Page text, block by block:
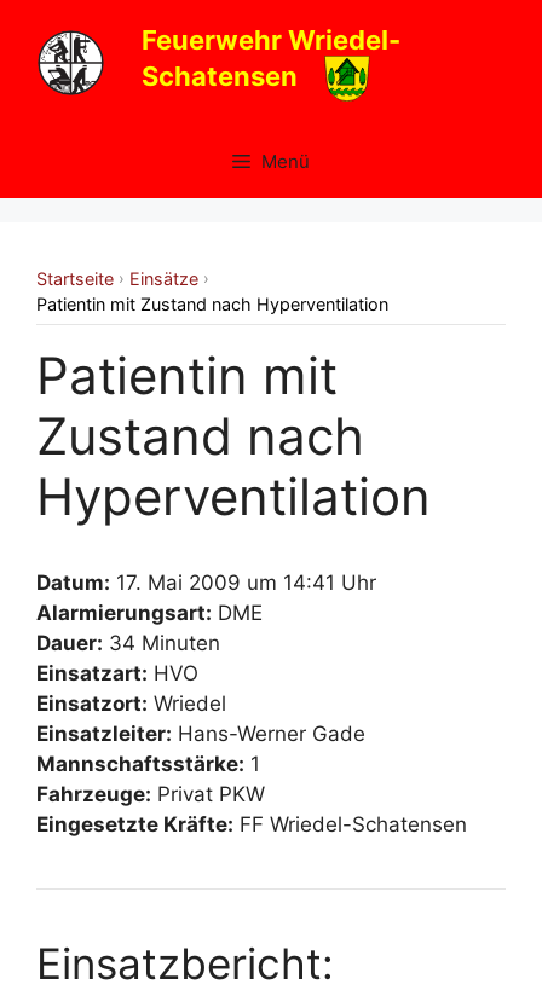
Inhalt
springen
Feuerwehr Wriedel-
Schatensen
Menü
Startseite › Einsätze ›
Patientin mit Zustand nach Hyperventilation
Patientin mit
Zustand nach
Hyperventilation
Datum: 17. Mai 2009 um 14:41 Uhr
Alarmierungsart: DME
Dauer: 34 Minuten
Einsatzart: HVO
Einsatzort: Wriedel
Einsatzleiter: Hans-Werner Gade
Mannschaftsstärke: 1
Fahrzeuge: Privat PKW
Eingesetzte Kräfte: FF Wriedel-Schatensen
Einsatzbericht: